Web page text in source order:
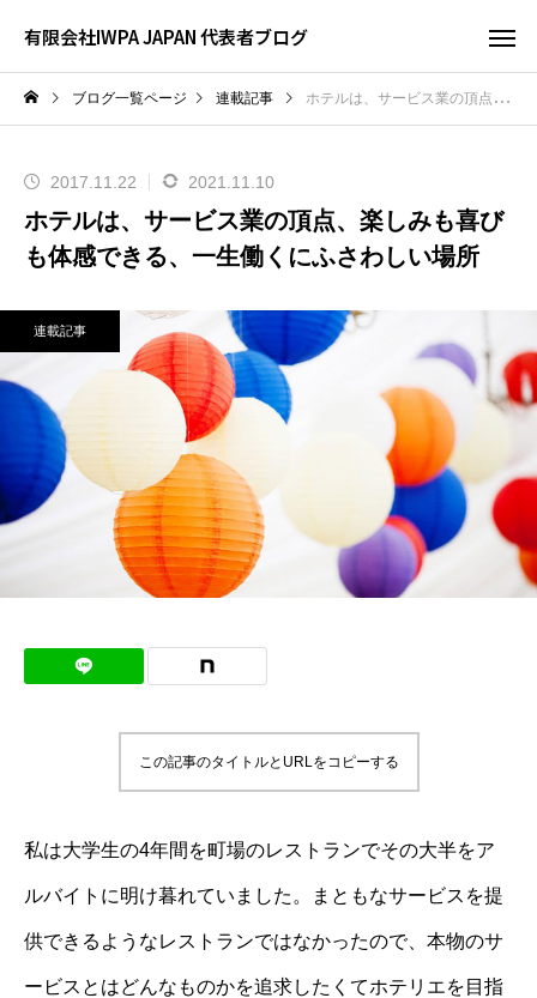
有限会社IWPA JAPAN 代表者ブログ
ブログ一覧ページ 連載記事 ホテルは、サービス業の頂点、楽しみも喜びも体感できる、一生働くにふさわしい場所
2017.11.22 2021.11.10
ホテルは、サービス業の頂点、楽しみも喜び
も体感できる、一生働くにふさわしい場所
連載記事
この記事のタイトルとURLをコピーする
私は大学生の4年間を町場のレストランでその大半をア
ルバイトに明け暮れていました。まともなサービスを提
供できるようなレストランではなかったので、本物のサ
ービスとはどんなものかを追求したくてホテリエを目指